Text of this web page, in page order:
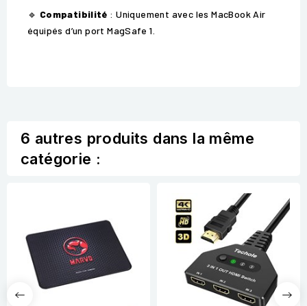
🔹 Compatibilité : Uniquement avec les MacBook Air
équipés d’un port MagSafe 1.
6 autres produits dans la même
catégorie :